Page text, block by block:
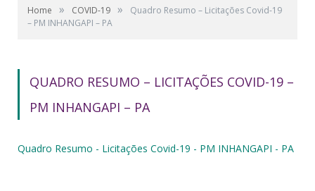
Home » COVID-19 »
Quadro Resumo – Licitações Covid-19
– PM INHANGAPI – PA
QUADRO RESUMO – LICITAÇÕES COVID-19 –
PM INHANGAPI – PA
Quadro Resumo - Licitações Covid-19 - PM INHANGAPI - PA